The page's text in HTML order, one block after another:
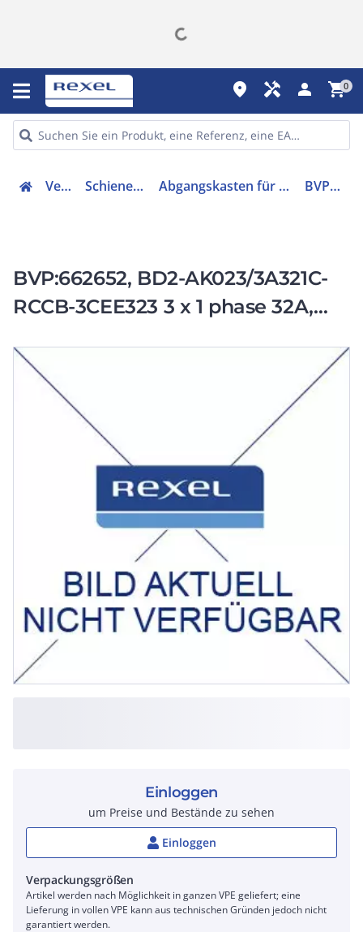
place handyman person shopping_cart0
Verteiler Schienenverteiler Abgangskasten für Schienenverteiler BVP:662652
BVP:662652, BD2-AK023/3A321C-
RCCB-3CEE323 3 x 1 phase 32A,
CEE323
Einloggen
um Preise und Bestände zu sehen
Einloggen
Verpackungsgrößen
Artikel werden nach Möglichkeit in ganzen VPE geliefert; eine
Lieferung in vollen VPE kann aus technischen Gründen jedoch nicht
garantiert werden.